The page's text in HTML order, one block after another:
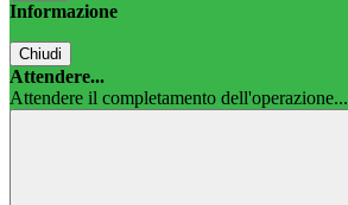
Informazione
Chiudi
Attendere...
Attendere il completamento dell'operazione...